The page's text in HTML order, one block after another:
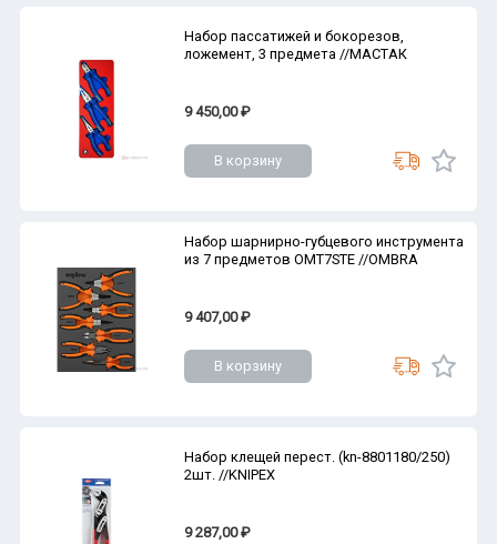
Набор пассатижей и бокорезов,
ложемент, 3 предмета //МАСТАК
9 450,00 ₽
В корзину
Набор шарнирно-губцевого инструмента
из 7 предметов OMT7STE //OMBRA
9 407,00 ₽
В корзину
Набор клещей перест. (kn-8801180/250)
2шт. //KNIPEX
9 287,00 ₽